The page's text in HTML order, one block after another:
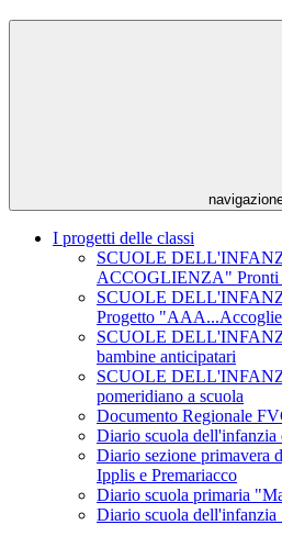
I progetti delle classi
SCUOLE
ACCOGLIENZA" Pronti
SCUOLE
Progetto
SCUOLE
bambine anticipatari
SCUOLE
pomeridiano a scuola
Documento Regionale
Diario scuola dell'infanzia
Diario sezione primavera
Ipplis e Premariacco
Diario scuola primaria
Diario scuola